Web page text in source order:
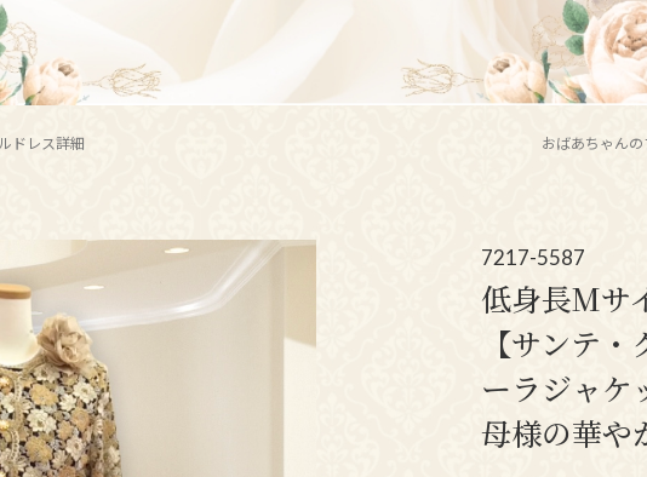
） プリンセスドレス
(95〜130サイズ)
お父様用モーニング
立食パーティー、
クルージング、
ダンスパーティーのドレス
ドレス詳細
7217-5587
低身長Mサ
【サンテ
ーラジャケ
母様の華や